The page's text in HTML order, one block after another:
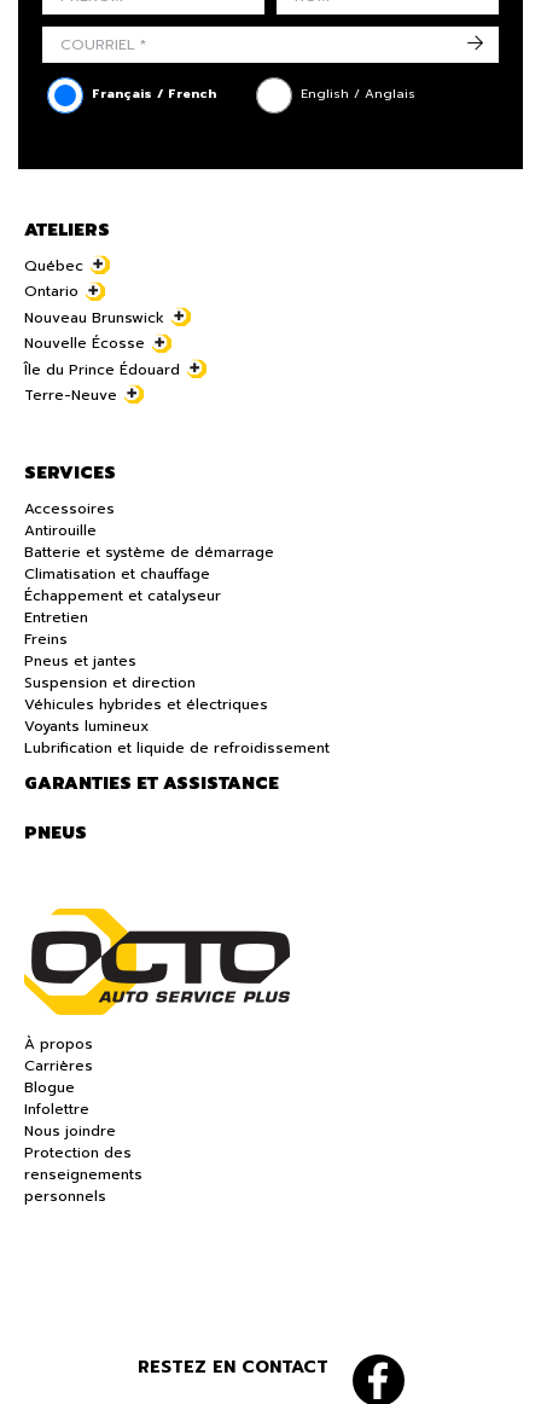
Français / French English / Anglais
->
ATELIERS
Québec
Ontario
Nouveau Brunswick
Nouvelle Écosse
Île du Prince Édouard
Terre-Neuve
SERVICES
Accessoires
Antirouille
Batterie et système de démarrage
Climatisation et chauffage
Échappement et catalyseur
Entretien
Freins
Pneus et jantes
Suspension et direction
Véhicules hybrides et électriques
Voyants lumineux
Lubrification et liquide de refroidissement
GARANTIES ET ASSISTANCE
PNEUS
À propos
Carrières
Blogue
Infolettre
Nous joindre
Protection des
renseignements
personnels
RESTEZ EN CONTACT